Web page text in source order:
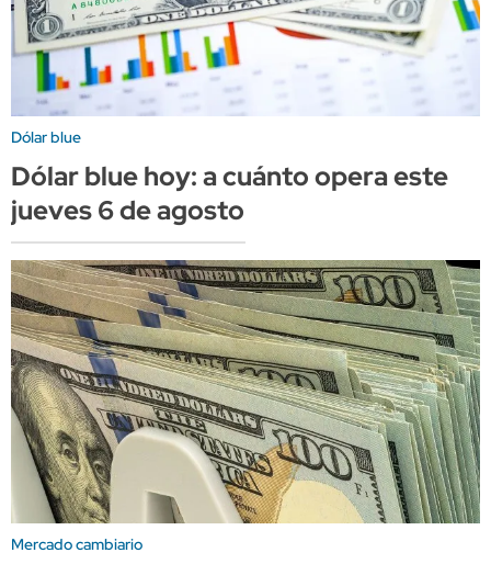
Dólar blue
Dólar blue hoy: a cuánto opera este
jueves 6 de agosto
Mercado cambiario